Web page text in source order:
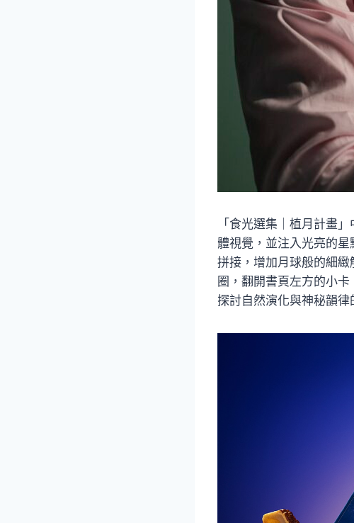
「食光選集｜植月計畫
體視覺，並注入光亮的
拼接，增加月球般的細
圈，翻開書頁左方的小
探討自然演化與神秘韻律